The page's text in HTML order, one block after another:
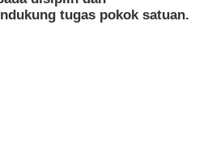
tugas pokok satuan.